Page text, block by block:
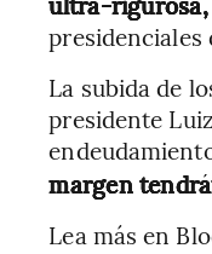
presidenciales
La subida de
presidente
margen
Lea más en